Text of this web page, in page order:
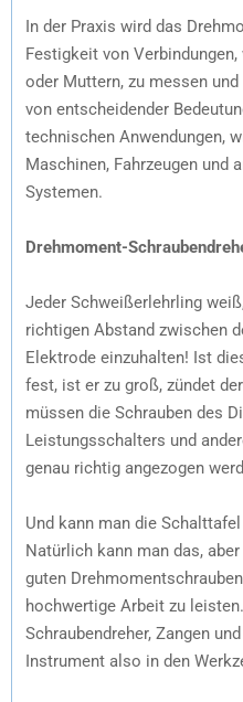
In der Praxis wird das
Festigkeit von
oder Muttern, zu messen
von entscheidender
technischen Anwendungen,
Maschinen, Fahrzeugen und
Systemen.
Drehmoment-
Jeder Schweißerlehrling
richtigen Abstand zwischen
Elektrode einzuhalten! Ist
fest, ist er zu groß, zündet
müssen die Schrauben des
Leistungsschalters und
genau richtig angezogen
Und kann man die
Natürlich kann man das,
guten
hochwertige Arbeit zu
Schraubendreher, Zangen
Instrument also in den